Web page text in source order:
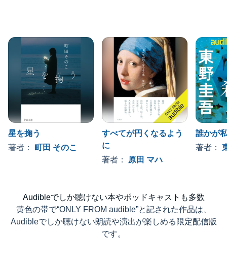
星を掬う
著者： 町田 そのこ
すべてが円くなるよう
に
著者： 原田 マハ
誰かが
著者：
Audibleでしか聴けない本やポッドキャストも多数
黄色の帯で“ONLY FROM audible”と記された作品は、
Audibleでしか聴けない朗読や演出が楽しめる限定配信版
です。